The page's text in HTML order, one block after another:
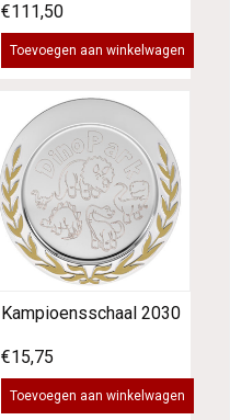
€111,50
Toevoegen aan winkelwagen
Kampioensschaal 2030
€15,75
Toevoegen aan winkelwagen